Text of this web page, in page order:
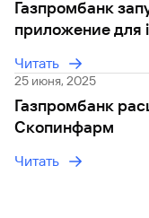
кредиту
Оформить
страхование
онлайн
Оператор
электронных
Открытый
курсов
валют и
металлов
Быстрый
Быстрый
поиск
сайту
Вклады
Газпромбанк
приложение для
Читать
25 июня, 2025
Газпромбанк
Скопинфарм
Читать